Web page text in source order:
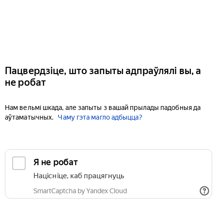
Пацвердзіце, што запыты адпраўлялі вы, а
не робат
Нам вельмі шкада, але запыты з вашай прылады падобныя да
аўтаматычных.
Чаму гэта магло адбыцца?
Я не робат
Націсніце, каб працягнуць
SmartCaptcha by Yandex Cloud